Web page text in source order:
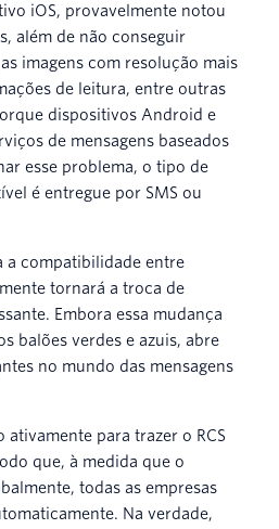
iOS, provavelmente notou
além de não conseguir
imagens com resolução mais
de leitura, entre outras
dispositivos Android e
de mensagens baseados
esse problema, o tipo de
é entregue por SMS ou
a compatibilidade entre
tornará a troca de
Embora essa mudança
balões verdes e azuis, abre
no mundo das mensagens
para trazer o RCS
que, à medida que o
todas as empresas
Na verdade,